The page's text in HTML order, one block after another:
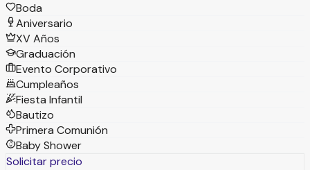
Boda
Aniversario
XV Años
Graduación
Evento Corporativo
Cumpleaños
Fiesta Infantil
Bautizo
Primera Comunión
Baby Shower
Solicitar precio